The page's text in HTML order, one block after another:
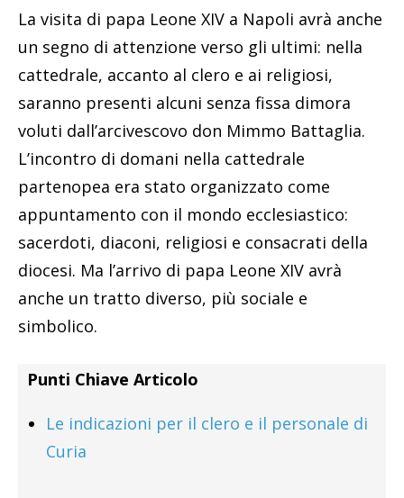
La visita di papa Leone XIV a Napoli avrà anche
un segno di attenzione verso gli ultimi: nella
cattedrale, accanto al clero e ai religiosi,
saranno presenti alcuni senza fissa dimora
voluti dall’arcivescovo don Mimmo Battaglia.
L’incontro di domani nella cattedrale
partenopea era stato organizzato come
appuntamento con il mondo ecclesiastico:
sacerdoti, diaconi, religiosi e consacrati della
diocesi. Ma l’arrivo di papa Leone XIV avrà
anche un tratto diverso, più sociale e
simbolico.
Punti Chiave Articolo
Le indicazioni per il clero e il personale di
Curia